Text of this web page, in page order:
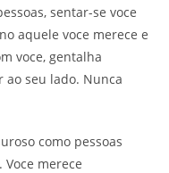
sentar-se voce
aquele voce merece e
voce, gentalha
seu lado. Nunca
como pessoas
merece